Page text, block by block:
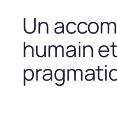
Un
humain